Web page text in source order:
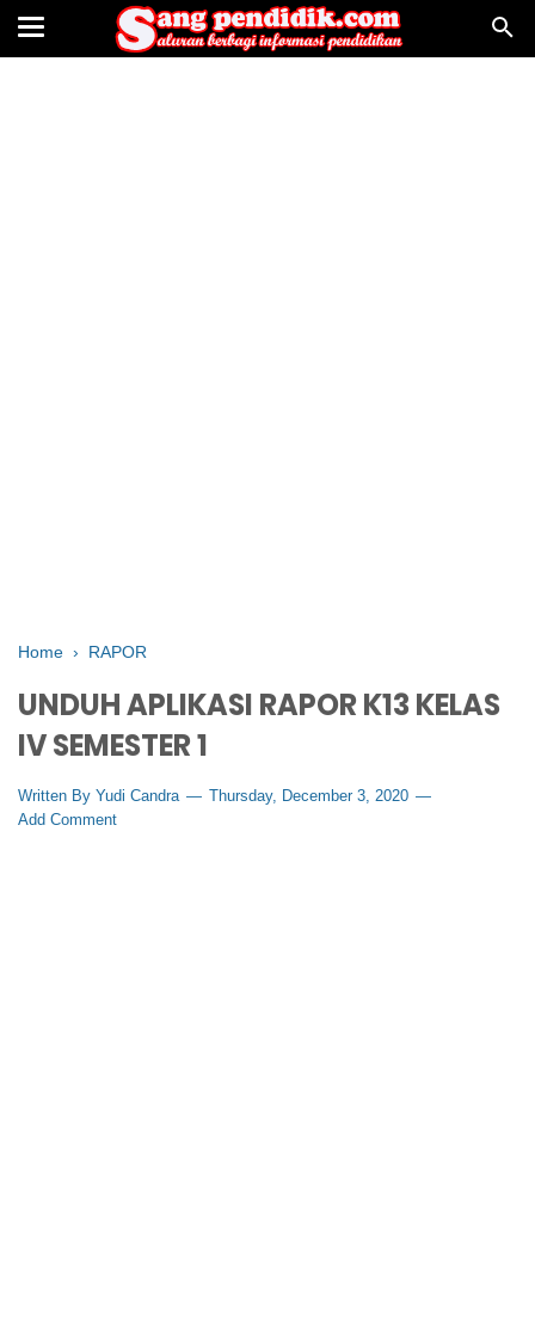
Home › RAPOR
UNDUH APLIKASI RAPOR K13 KELAS
IV SEMESTER 1
Written By Yudi Candra
Thursday, December 3, 2020
Add Comment